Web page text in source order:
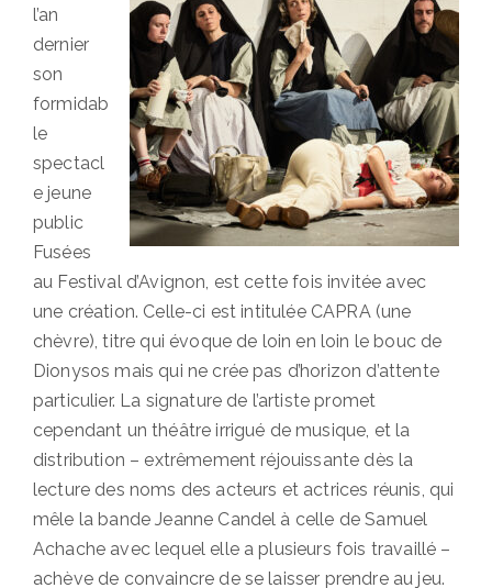
l’an
dernier
son
formidab
le
spectacl
e jeune
public
Fusées
au Festival d’Avignon, est cette fois invitée avec
une création. Celle-ci est intitulée CAPRA (une
chèvre), titre qui évoque de loin en loin le bouc de
Dionysos mais qui ne crée pas d’horizon d’attente
particulier. La signature de l’artiste promet
cependant un théâtre irrigué de musique, et la
distribution – extrêmement réjouissante dès la
lecture des noms des acteurs et actrices réunis, qui
mêle la bande Jeanne Candel à celle de Samuel
Achache avec lequel elle a plusieurs fois travaillé –
achève de convaincre de se laisser prendre au jeu.